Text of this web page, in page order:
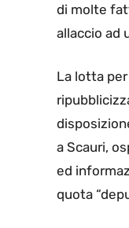
di molte
allaccio ad
La lotta
a Scauri,
ed
quota